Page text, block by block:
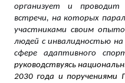
организует и проводит
встречи, на которых
участниками своим
людей с инвалидностью
сфере адаптивного
руководствуясь
2030 года и поручениями